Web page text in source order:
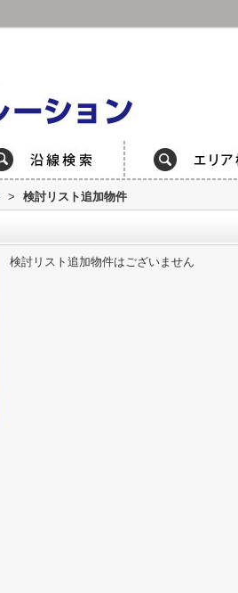
> 検討リスト追加物件
検討リスト追加物件はございません